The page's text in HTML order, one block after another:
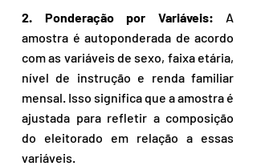
2. Ponderação por Variáveis: A
amostra é autoponderada de acordo
com as variáveis de sexo, faixa etária,
nível de instrução e renda familiar
mensal. Isso significa que a amostra é
ajustada para refletir a composição
do eleitorado em relação a essas
variáveis.